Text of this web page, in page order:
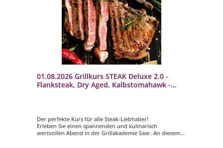
01.08.2026 Grillkurs STEAK Deluxe 2.0 -
Flanksteak, Dry Aged, Kalbstomahawk -
Der perfekte Kurs für alle Steak-Liebhaber!
Erleben Sie einen spannenden und kulinarisch
wertvollen Abend in der Grillakademie Saar. An diesem